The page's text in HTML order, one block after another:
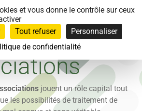
jouent un rôle capital tout
les possibilités de traitement de
cookieset vous donne le contrôle sur ceux
Tout refuser
Personnaliser
de confidentialité